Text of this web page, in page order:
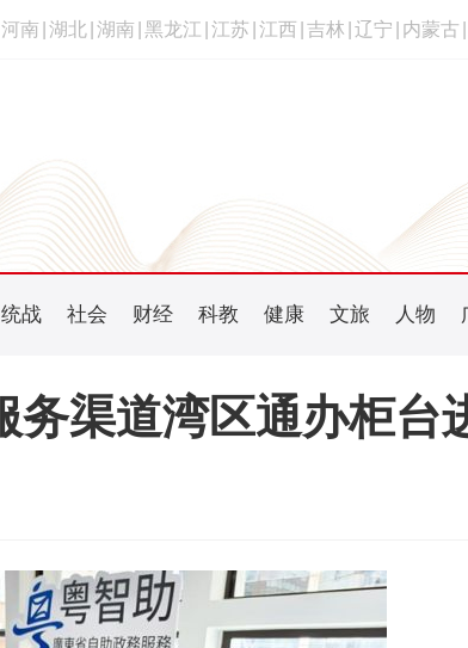
河南 湖北 湖南 黑龙江 江苏 江西 吉林 辽宁 内蒙古
统战 社会 财经 科教 健康 文旅 人物
务渠道湾区通办柜台